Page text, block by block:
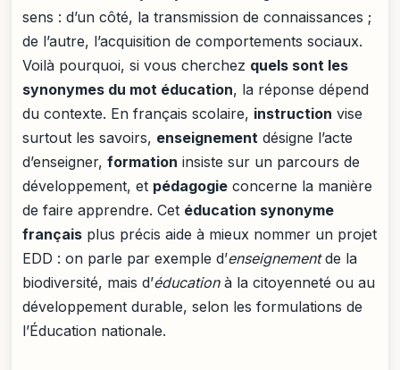
sens : d’un côté, la transmission de connaissances ;
de l’autre, l’acquisition de comportements sociaux.
Voilà pourquoi, si vous cherchez quels sont les
synonymes du mot éducation, la réponse dépend
du contexte. En français scolaire, instruction vise
surtout les savoirs, enseignement désigne l’acte
d’enseigner, formation insiste sur un parcours de
développement, et pédagogie concerne la manière
de faire apprendre. Cet éducation synonyme
français plus précis aide à mieux nommer un projet
EDD : on parle par exemple d’enseignementde la
biodiversité, mais d’éducationà la citoyenneté ou au
développement durable, selon les formulations de
l’Éducation nationale.